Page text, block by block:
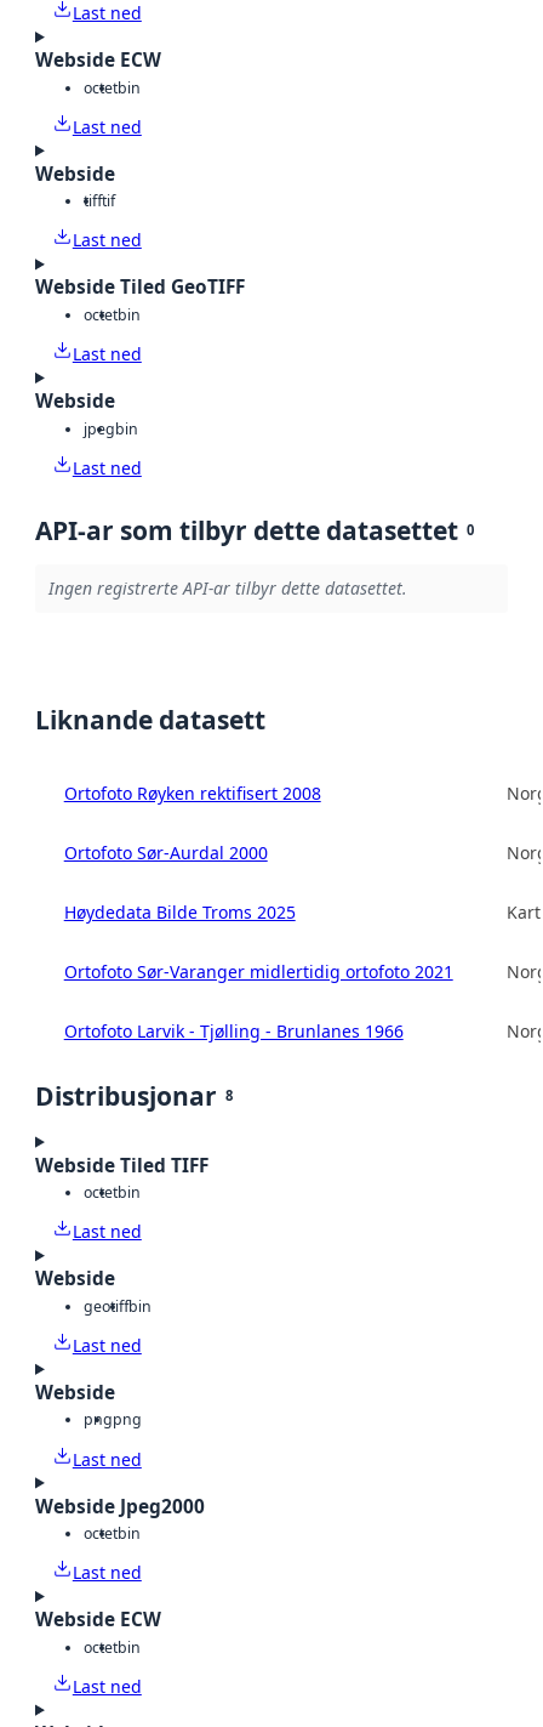
Last ned
Webside ECW
octetbin
Last ned
Webside
tifftif
Last ned
Webside Tiled GeoTIFF
octetbin
Last ned
Webside
jpegbin
Last ned
API-ar som tilbyr dette datasettet 0
Ingen registrerte API-ar tilbyr dette datasettet.
Liknande datasett
Ortofoto Røyken rektifisert 2008
Ortofoto Sør-Aurdal 2000
Høydedata Bilde Troms 2025
Ortofoto Sør-Varanger midlertidig ortofoto 2021
Ortofoto Larvik - Tjølling - Brunlanes 1966
Distribusjonar 8
Webside Tiled TIFF
octetbin
Last ned
Webside
geotiffbin
Last ned
Webside
pngpng
Last ned
Webside Jpeg2000
octetbin
Last ned
Webside ECW
octetbin
Last ned